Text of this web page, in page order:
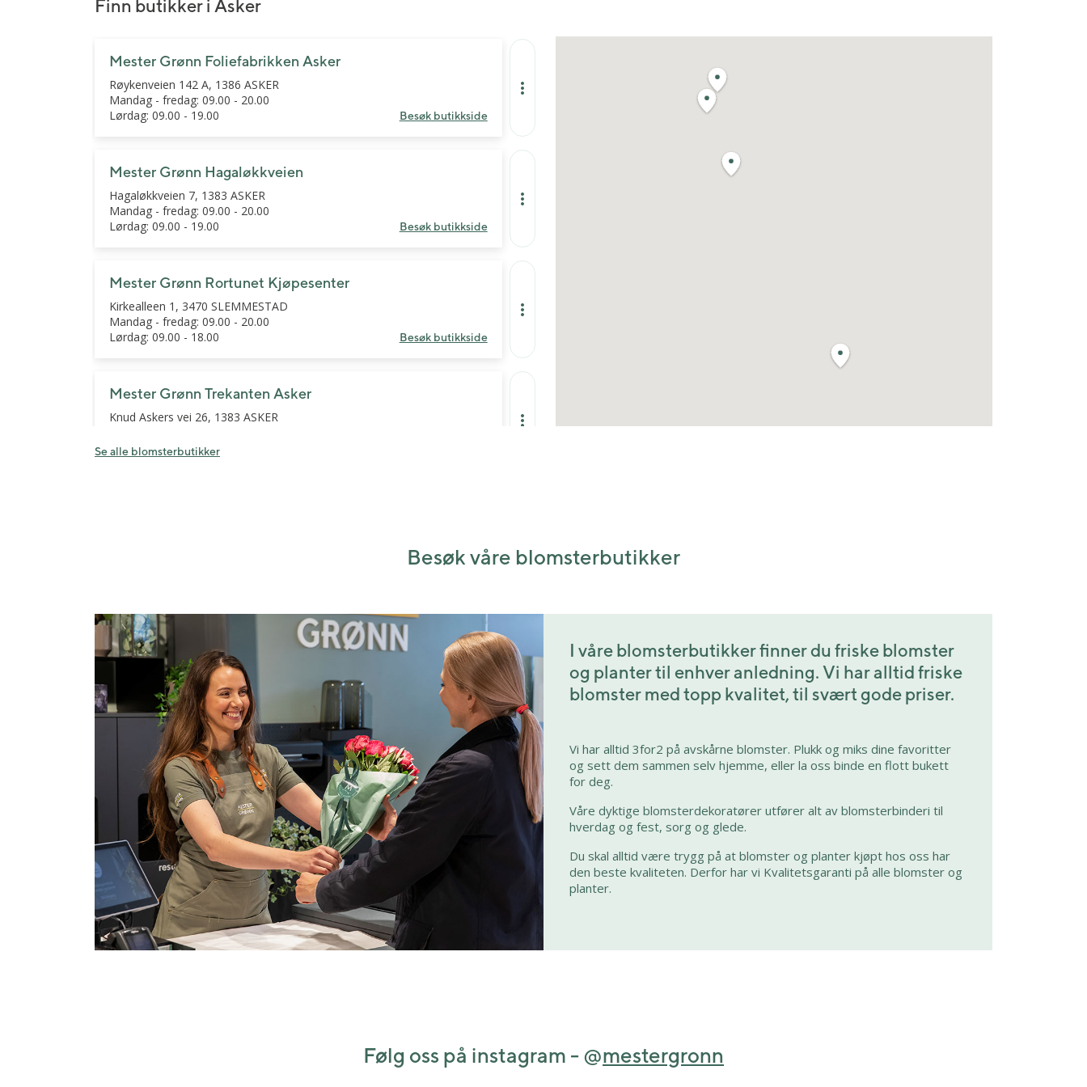
Finn butikker i Asker
Mester Grønn Foliefabrikken Asker
Røykenveien 142 A, 1386 ASKER
Mandag - fredag: 09.00 - 20.00
Lørdag: 09.00 - 19.00
Besøk butikkside
Mester Grønn Hagaløkkveien
Hagaløkkveien 7, 1383 ASKER
Mandag - fredag: 09.00 - 20.00
Lørdag: 09.00 - 19.00
Besøk butikkside
Mester Grønn Rortunet Kjøpesenter
Kirkealleen 1, 3470 SLEMMESTAD
Mandag - fredag: 09.00 - 20.00
Lørdag: 09.00 - 18.00
Besøk butikkside
Mester Grønn Trekanten Asker
Knud Askers vei 26, 1383 ASKER
Lørdag: 09.00 - 19.00
Se alle blomsterbutikker
Besøk våre blomsterbutikker
I våre blomsterbutikker finner du friske blomster
og planter til enhver anledning. Vi har alltid friske
blomster med topp kvalitet, til svært gode priser.
Vi har alltid 3for2 på avskårne blomster. Plukk og miks dine favoritter
og sett dem sammen selv hjemme, eller la oss binde en flott bukett
for deg.
Våre dyktige blomsterdekoratører utfører alt av blomsterbinderi til
hverdag og fest, sorg og glede.
Du skal alltid være trygg på at blomster og planter kjøpt hos oss har
den beste kvaliteten. Derfor har vi Kvalitetsgaranti på alle blomster og
planter.
Følg oss på instagram - @mestergronn